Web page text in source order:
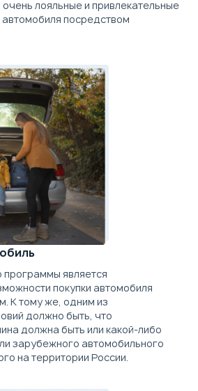
Забронировать
Цена в кредит
Купить в кредит
Trade-in
Забронировать
лояльные и привлекательные
автомобиля посредством
является
покупки автомобиля
К тому же, одним из
должно быть, что
должна быть или какой-либо
зарубежного автомобильного
на территории России.